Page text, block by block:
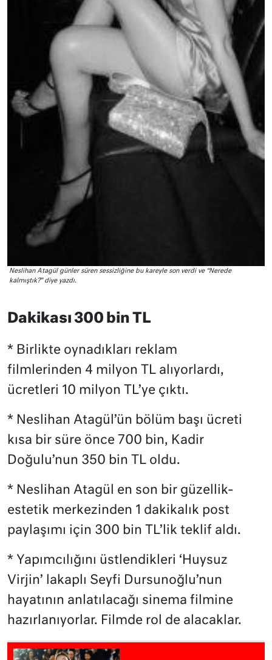
Neslihan Atagül günler süren sessizliğine bu kareyle son verdi ve “Nerede
kalmıştık?” diye yazdı.
Dakikası 300 bin TL
* Birlikte oynadıkları reklam
filmlerinden 4 milyon TL alıyorlardı,
ücretleri 10 milyon TL’ye çıktı.
* Neslihan Atagül’ün bölüm başı ücreti
kısa bir süre önce 700 bin, Kadir
Doğulu’nun 350 bin TL oldu.
* Neslihan Atagül en son bir güzellik-
estetik merkezinden 1 dakikalık post
paylaşımı için 300 bin TL’lik teklif aldı.
* Yapımcılığını üstlendikleri ‘Huysuz
Virjin’ lakaplı Seyfi Dursunoğlu’nun
hayatının anlatılacağı sinema filmine
hazırlanıyorlar. Filmde rol de alacaklar.